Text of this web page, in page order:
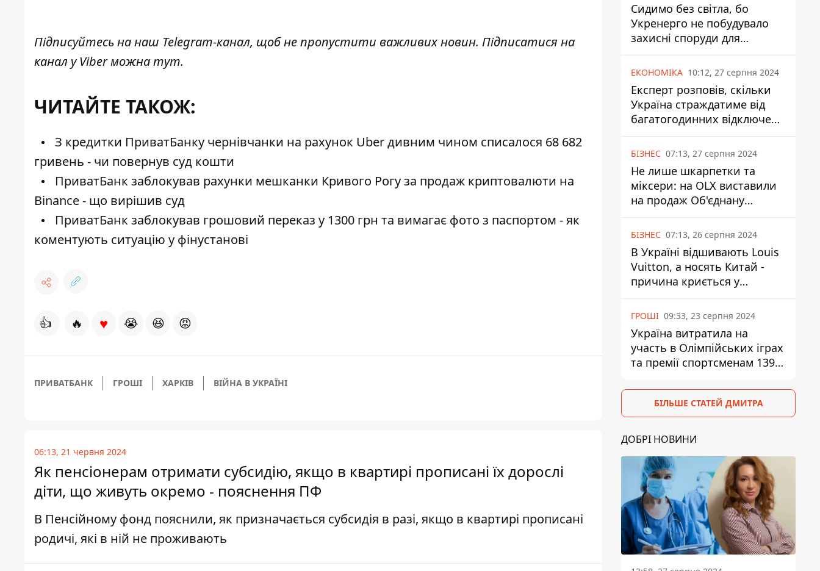
Підписуйтесь на наш Telegram-канал, щоб не пропустити важливих новин. Підписатися на
канал у Viber можнатут.
ЧИТАЙТЕ ТАКОЖ:
З кредитки ПриватБанку чернівчанки на рахунок Uber дивним чином списалося 68 682
гривень - чи повернув суд кошти
ПриватБанк заблокував рахунки мешканки Кривого Рогу за продаж криптовалюти на
Binance - що вирішив суд
ПриватБанк заблокував грошовий переказ у 1300 грн та вимагає фото з паспортом - як
коментують ситуацію у фінустанові
👍 🔥 ♥ 😭 😆 😡
ПРИВАТБАНК ГРОШІ ХАРКІВ ВІЙНА В УКРАЇНІ
06:13, 21 червня 2024
Як пенсіонерам отримати субсидію, якщо в квартирі прописані їх дорослі
діти, що живуть окремо - пояснення ПФ
В Пенсійному фонд пояснили, як призначається субсидія в разі, якщо в квартирі прописані
родичі, які в ній не проживають
Сидимо без світла, бо
Укренерго не побудувало
захисні споруди для
енергетики - нардеп
Кучеренко
ЕКОНОМІКА 10:12, 27 серпня 2024
Експерт розповів, скільки
Україна страждатиме від
багатогодинних відключень
світла
БІЗНЕС 07:13, 27 серпня 2024
Не лише шкарпетки та
міксери: на OLX виставили
на продаж Об'єднану
Гірнично-Хімічну Компанію
за багато мільярдів
БІЗНЕС 07:13, 26 серпня 2024
В Україні відшивають Louis
Vuitton, а носять Китай -
причина криється у
податках
ГРОШІ 09:33, 23 серпня 2024
Україна витратила на
участь в Олімпійських іграх
та премії спортсменам 139,6
БІЛЬШЕ СТАТЕЙ ДМИТРА
ДОБРІ НОВИНИ